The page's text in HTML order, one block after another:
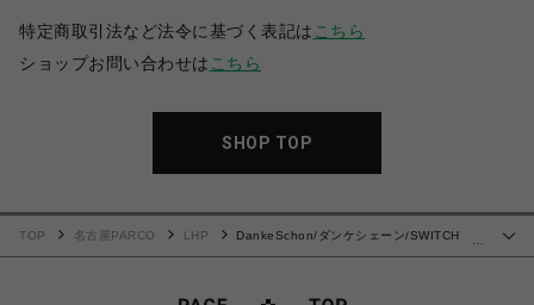
特定商取引法など法令に基づく表記は こちら
ショップお問い合わせは こちら
SHOP TOP
…
TOP 名古屋PARCO LHP
DankeSchon/ダンケシェーン/SWITCH